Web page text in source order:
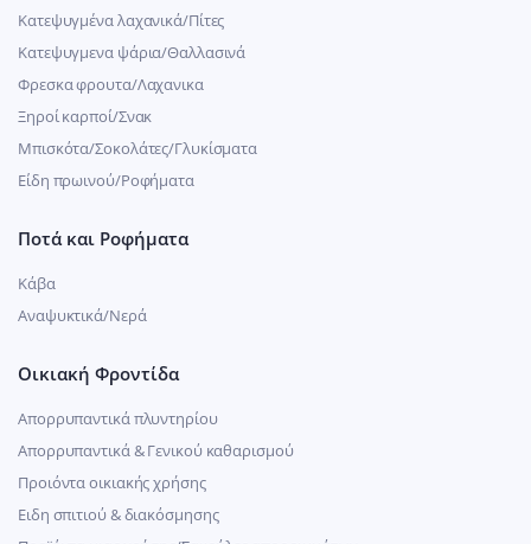
Kατεψυγμένα λαχανικά/Πίτες
Κατεψυγμενα ψάρια/Θαλλασινά
Φρεσκα φρουτα/Λαχανικα
Ξηροί καρποί/Σνακ
Μπισκότα/Σοκολάτες/Γλυκίσματα
Είδη πρωινού/Ροφήματα
Ποτά και Ροφήματα
Κάβα
Αναψυκτικά/Νερά
Οικιακή Φροντίδα
Απορρυπαντικά πλυντηρίου
Απορρυπαντικά & Γενικού καθαρισμού
Προιόντα οικιακής χρήσης
Ειδη σπιτιού & διακόσμησης